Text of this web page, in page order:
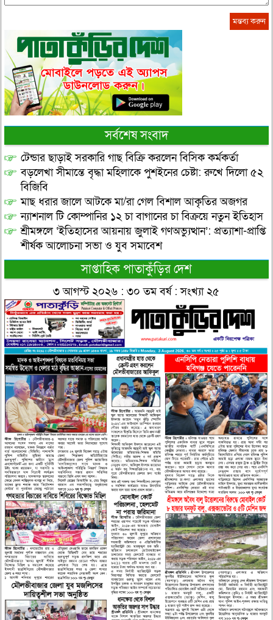
সর্বশেষ সংবাদ
টেন্ডার ছাড়াই সরকারি গাছ বিক্রি করলেন বিসিক কর্মকর্তা
বড়লেখা সীমান্তে বৃদ্ধা মহিলাকে পুশইনের চেষ্টা: রুখে দিলো ৫২
বিজিবি
মাছ ধরার জালে আটকে মা/রা গেল বিশাল আকৃতির অজগর
ন্যাশনাল টি কোম্পানির ১২ চা বাগানের চা বিক্রয়ে নতুন ইতিহাস
শ্রীমঙ্গলে ‘ইতিহাসের আয়নায় জুলাই গণঅভ্যুত্থান’: প্রত্যাশা-প্রাপ্তি
শীর্ষক আলোচনা সভা ও যুব সমাবেশ
সাপ্তাহিক পাতাকুঁড়ির দেশ
৩ আগস্ট ২০২৬ : ৩০ তম বর্ষ : সংখ্যা ২৫